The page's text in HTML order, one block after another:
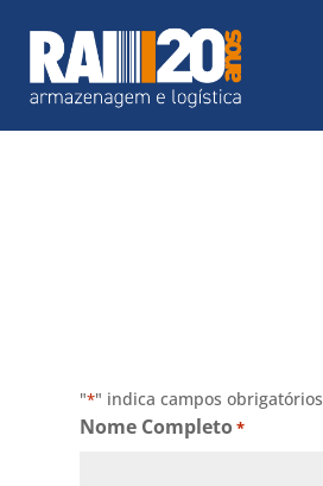
"*" indica campos obrigatórios
Nome Completo*